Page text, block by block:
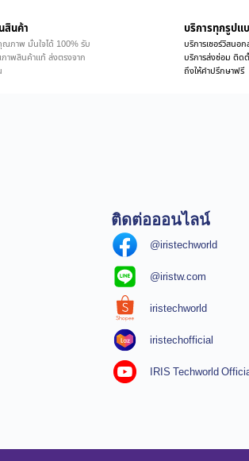
สินค้า
ภาพ มั่นใจได้ 100% รับ
าพสินค้าแท้ ส่งตรงจาก
บริการทุกรูปแ
บริการเซอร์วิสนอ
บริการส่งซ่อม ติด
ถึงให้คำปรึกษาฟรี
ติดต่อออนไลน์
@iristechworld
@iristw.com
iristechworld
iristechofficial
IRIS Techworld